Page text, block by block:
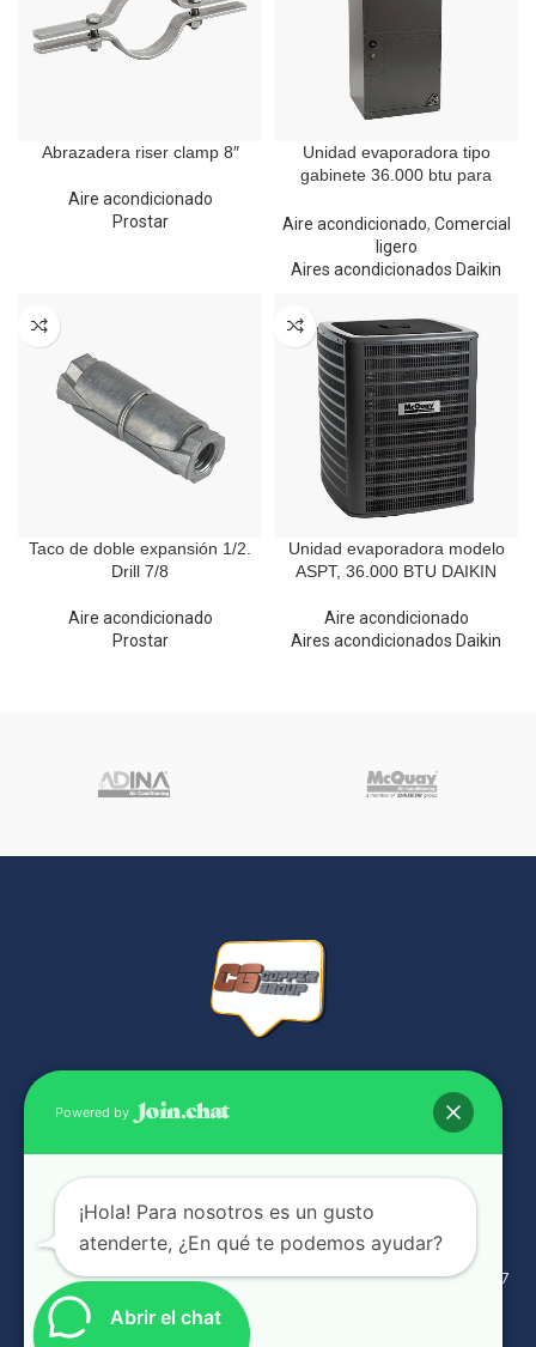
Abrazadera riser clamp 8″
Aire acondicionado
Prostar
Unidad evaporadora tipo
gabinete 36.000 btu para
Aire acondicionado, Comercial
ligero
Aires acondicionados Daikin
Taco de doble expansión 1/2.
Drill 7/8
Aire acondicionado
Prostar
Unidad evaporadora modelo
ASPT, 36.000 BTU DAIKIN
Aire acondicionado
Aires acondicionados Daikin
Complejo industrial Panamá Viejo Bussiness Center Galera g-17
3406363 / 3406464 / 3817815
Abrir el chat
Powered by
¡Hola! Para nosotros es un gusto
atenderte, ¿En qué te podemos ayudar?